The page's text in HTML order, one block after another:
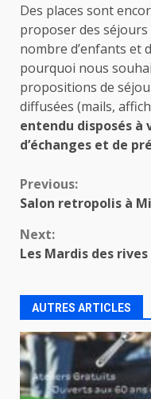
Des places sont
proposer des
nombre d’enfants et
pourquoi nous
propositions de
diffusées (mails,
entendu disposés à
d’échanges et de
Continue
Reading
Previous:
Salon retropolis à
Next:
Les Mardis des
AUTRES ARTICLES